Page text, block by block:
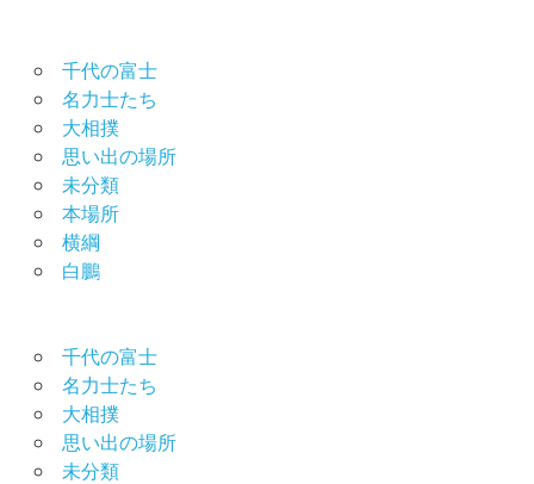
千代の富士
名力士たち
大相撲
思い出の場所
未分類
本場所
横綱
白鵬
千代の富士
名力士たち
大相撲
思い出の場所
未分類